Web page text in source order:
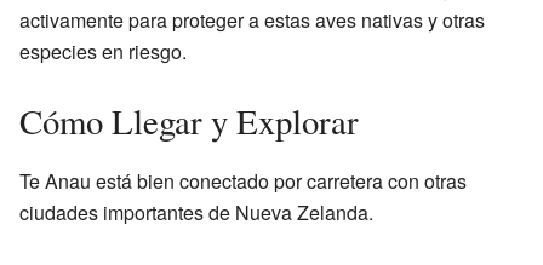
activamente para proteger a estas aves nativas y otras
especies en riesgo.
Cómo Llegar y Explorar
Te Anau está bien conectado por carretera con otras
ciudades importantes de Nueva Zelanda.